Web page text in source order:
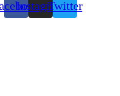
InstagramTwitter